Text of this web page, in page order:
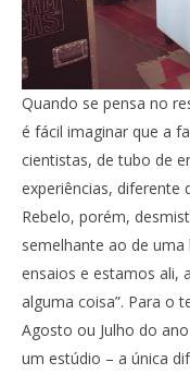
Quando se pensa no
é fácil imaginar que a
cientistas, de tubo de
experiências, diferente
Rebelo, porém,
semelhante ao de uma
ensaios e estamos ali,
alguma coisa”. Para o
Agosto ou Julho do
um estúdio – a única